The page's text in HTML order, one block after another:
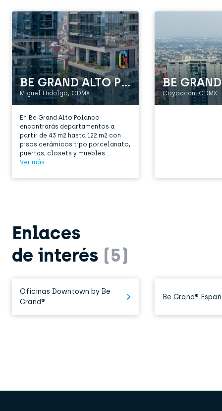
BE GRAND ALTO POLANCO TORRE I Y TORRE II
Miguel Hidalgo, CDMX
En Be Grand Alto Polanco
encontrarás departamentos a
partir de 43 m2 hasta 122 m2 con
pisos cerámicos tipo porcelanato,
puertas, closets y muebles ...
Ver más
Coyoacán, CDMX
Enlaces
de interés (5)
Oficinas Downtown by Be
Grand®
Be Grand®